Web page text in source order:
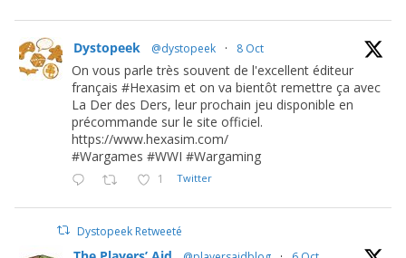
Dystopeek @dystopeek · 8 Oct
On vous parle très souvent de l'excellent éditeur
français #Hexasim et on va bientôt remettre ça avec
La Der des Ders, leur prochain jeu disponible en
précommande sur le site officiel.
https://www.hexasim.com/
#Wargames #WWI #Wargaming
1 Twitter
Dystopeek Retweeté